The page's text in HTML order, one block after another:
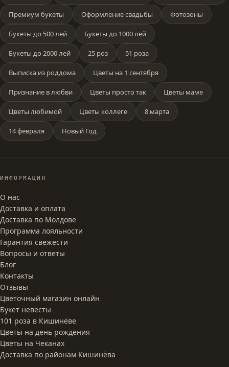
Премиум букеты Оформление свадьбы Фотозоны
Букеты до 500 лей Букеты до 1000 лей
Букеты до 2000 лей 25 роз 51 роза
Выписка из роддома Цветы на 1 сентября
Признание в любви Цветы просто так Цветы маме
Цветы любимой Цветы коллеге 8 марта
14 февраля Новый Год
ИНФОРМАЦИЯ
О нас
Доставка и оплата
Доставка по Молдове
Программа лояльности
Гарантия свежести
Вопросы и ответы
Блог
Контакты
Отзывы
Цветочный магазин онлайн
Букет невесты
101 роза в Кишинёве
Цветы на день рождения
Цветы на Чеканах
Доставка по районам Кишинёва